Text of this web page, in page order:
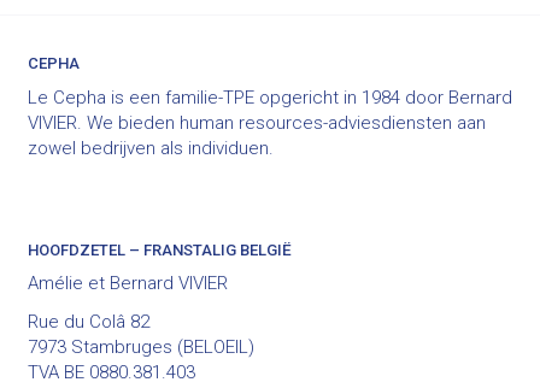
CEPHA
Le Cepha is een familie-TPE opgericht in 1984 door Bernard
VIVIER. We bieden human resources-adviesdiensten aan
zowel bedrijven als individuen.
HOOFDZETEL – FRANSTALIG BELGIË
Amélie et Bernard VIVIER
Rue du Colâ 82
7973 Stambruges (BELOEIL)
TVA BE 0880.381.403